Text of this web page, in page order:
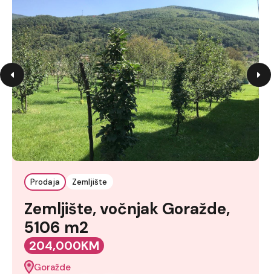
Prodaja Zemljište
Zemljište, vočnjak Goražde,
5106 m2
204,000KM
Goražde